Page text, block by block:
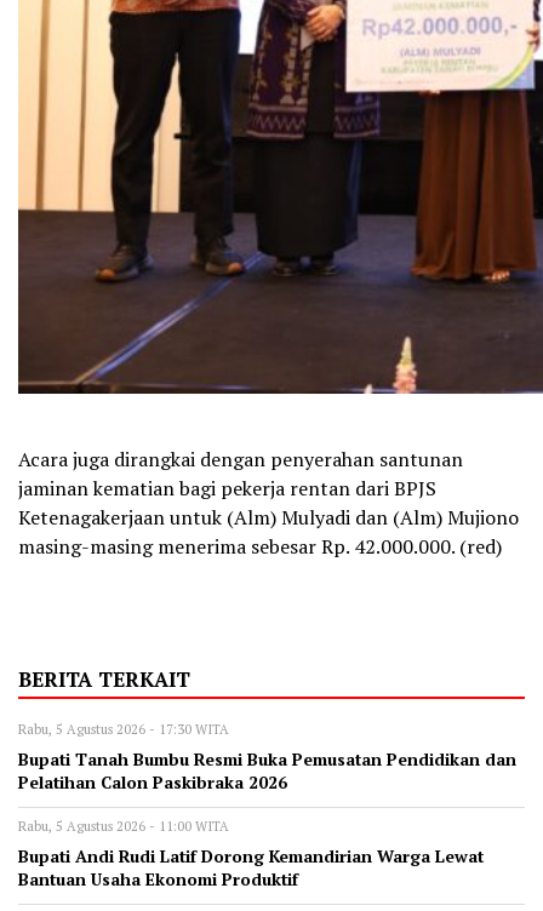
Acara juga dirangkai dengan penyerahan santunan
jaminan kematian bagi pekerja rentan dari BPJS
Ketenagakerjaan untuk (Alm) Mulyadi dan (Alm) Mujiono
masing-masing menerima sebesar Rp. 42.000.000. (red)
BERITA TERKAIT
Rabu, 5 Agustus 2026 - 17:30 WITA
Bupati Tanah Bumbu Resmi Buka Pemusatan Pendidikan dan
Pelatihan Calon Paskibraka 2026
Rabu, 5 Agustus 2026 - 11:00 WITA
Bupati Andi Rudi Latif Dorong Kemandirian Warga Lewat
Bantuan Usaha Ekonomi Produktif